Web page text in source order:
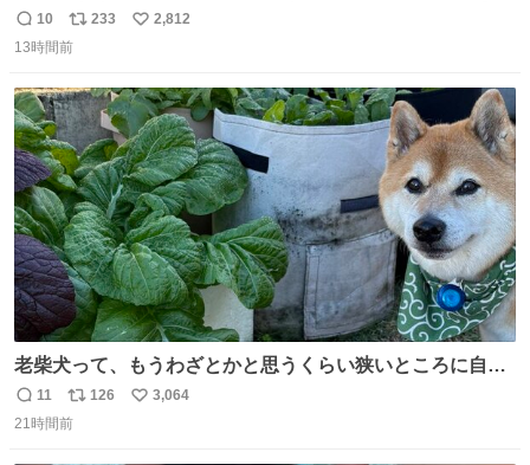
じめると、アイツが海から上がって来るぞ。」って。
返
信
10
リ
ポ
ト
数
233
い
数
2,812
13時間前
老柴犬って、もうわざとかと思うくらい狭いところに自ら
はまりにいくじゃないですか？ 今朝ガーデニングしてる飼
い主の間にはまってきて、最高に可愛かった♥️
返
信
11
リ
ポ
126
い
3,064
21時間前